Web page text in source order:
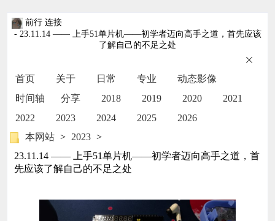
前行 连接
- 23.11.14 —— 上手51单片机——初学者迈向高手之道，首先应该
了解自己的不足之处
首页 关于 日常 专业
动态影像
时间轴
分享 2018 2019 2020
2021
2022
2023 2024 2025
2026
本网站 > 2023 >
23.11.14 —— 上手51单片机——初学者迈向高手之道，首
先应该了解自己的不足之处